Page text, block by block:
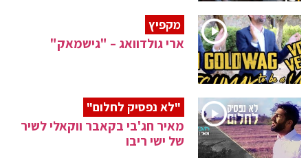
מקפיץ
ארי גולדוואג – "גישמאק"
"לא נפסיק לחלום"
מאיר חג'בי בקאבר ווקאלי לשיר
של ישי ריבו